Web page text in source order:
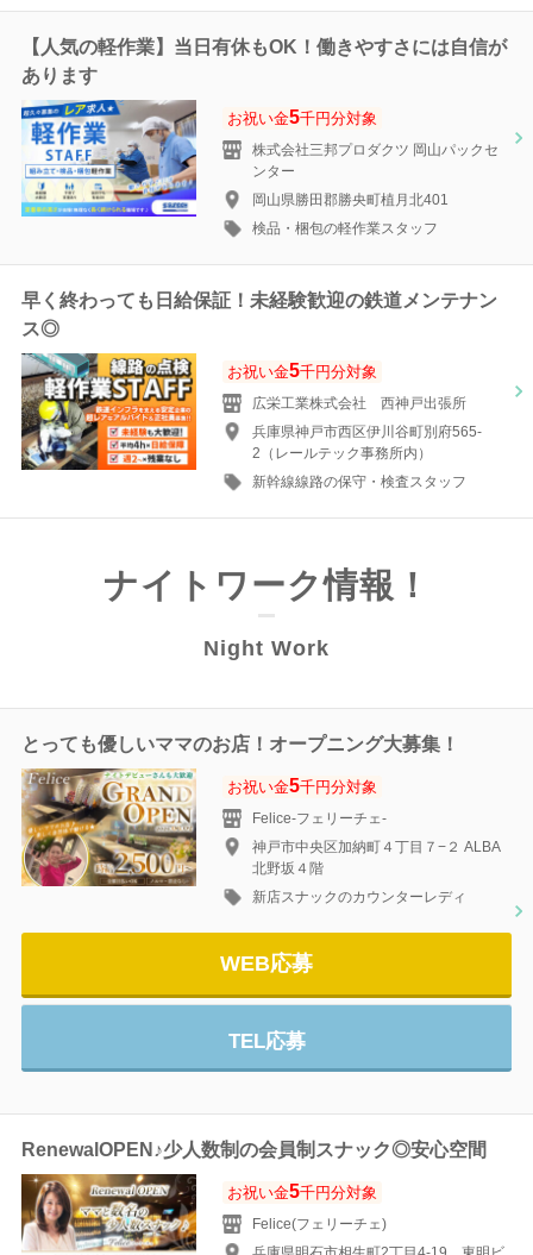
【人気の軽作業】当日有休もOK！働きやすさには自信が
あります
お祝い金5千円分対象
株式会社三邦プロダクツ 岡山パックセ
ンター
岡山県勝田郡勝央町植月北401
検品・梱包の軽作業スタッフ
早く終わっても日給保証！未経験歓迎の鉄道メンテナン
ス◎
お祝い金5千円分対象
広栄工業株式会社 西神戸出張所
兵庫県神戸市西区伊川谷町別府565-
2（レールテック事務所内）
新幹線線路の保守・検査スタッフ
ナイトワーク情報！
Night Work
とっても優しいママのお店！オープニング大募集！
お祝い金5千円分対象
Felice-フェリーチェ-
神戸市中央区加納町４丁目７−２ ALBA
北野坂４階
新店スナックのカウンターレディ
WEB応募
TEL応募
RenewalOPEN♪少人数制の会員制スナック◎安心空間
お祝い金5千円分対象
Felice(フェリーチェ)